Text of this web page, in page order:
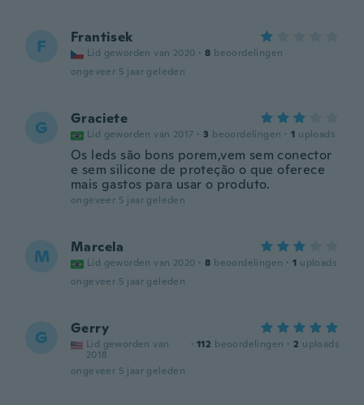
F Frantisek
Lid geworden van 2020 · 8 beoordelingen
ongeveer 5 jaar geleden
G Graciete
Lid geworden van 2017 · 3 beoordelingen · 1 uploads
Os leds são bons porem,vem sem conector
e sem silicone de proteção o que oferece
mais gastos para usar o produto.
ongeveer 5 jaar geleden
M Marcela
Lid geworden van 2020 · 8 beoordelingen · 1 uploads
ongeveer 5 jaar geleden
G Gerry
Lid geworden van
2018
· 112 beoordelingen · 2 uploads
ongeveer 5 jaar geleden